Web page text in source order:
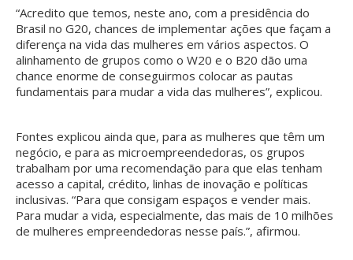
“Acredito que temos, neste ano, com a presidência do
Brasil no G20, chances de implementar ações que façam a
diferença na vida das mulheres em vários aspectos. O
alinhamento de grupos como o W20 e o B20 dão uma
chance enorme de conseguirmos colocar as pautas
fundamentais para mudar a vida das mulheres”, explicou.
Fontes explicou ainda que, para as mulheres que têm um
negócio, e para as microempreendedoras, os grupos
trabalham por uma recomendação para que elas tenham
acesso a capital, crédito, linhas de inovação e políticas
inclusivas. “Para que consigam espaços e vender mais.
Para mudar a vida, especialmente, das mais de 10 milhões
de mulheres empreendedoras nesse país.”, afirmou.